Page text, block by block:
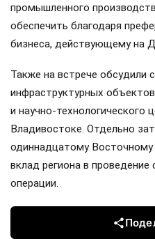
промышленного
обеспечить благодаря
бизнеса, действующему на
Также на встрече обсудили
инфраструктурных
и научно-технологического
Владивостоке. Отдельно
одиннадцатому
вклад региона в проведение
операции.